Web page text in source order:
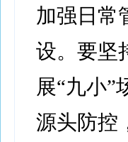
加强日常
设。要坚
展“九小”
源头防控